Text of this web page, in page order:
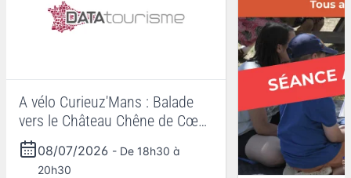
A vélo Curieuz'Mans : Balade
vers le Château Chêne de Cœur
avec Cyclamaine
08/07/2026 - De 18h30 à
20h30